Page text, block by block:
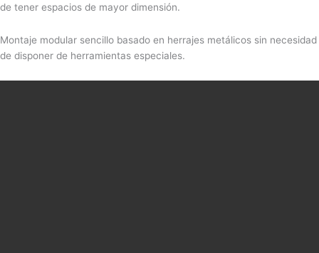
de tener espacios de mayor dimensión.
Montaje modular sencillo basado en herrajes metálicos sin necesidad
de disponer de herramientas especiales.